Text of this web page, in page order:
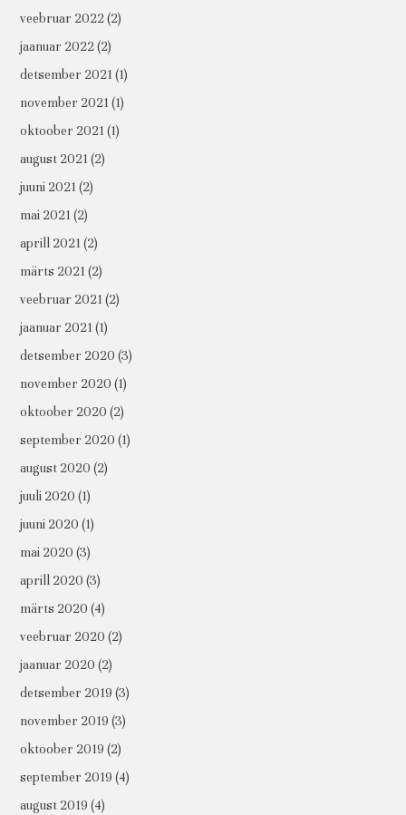
veebruar 2022(2)
jaanuar 2022(2)
detsember 2021(1)
november 2021(1)
oktoober 2021(1)
august 2021(2)
juuni 2021(2)
mai 2021(2)
aprill 2021(2)
märts 2021(2)
veebruar 2021(2)
jaanuar 2021(1)
detsember 2020 (3)
november 2020 (1)
oktoober 2020 (2)
september 2020 (1)
august 2020 (2)
juuli 2020 (1)
juuni 2020 (1)
mai 2020 (3)
aprill 2020 (3)
märts 2020 (4)
veebruar 2020 (2)
jaanuar 2020 (2)
detsember 2019 (3)
november 2019 (3)
oktoober 2019 (2)
september 2019 (4)
august 2019 (4)